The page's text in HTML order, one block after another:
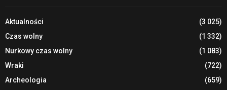
Aktualności
(3 025)
Czas wolny
(1 332)
Nurkowy czas wolny
(1 083)
Wraki
(722)
Archeologia
(659)